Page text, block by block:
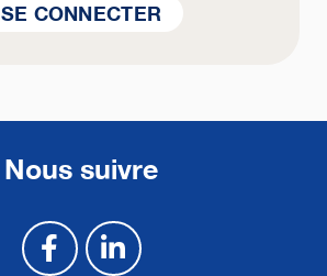
SE CONNECTER
Nous suivre